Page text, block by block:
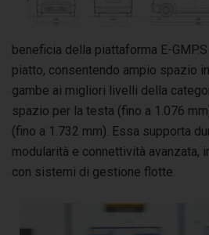
beneficia della piattaforma E-
piatto, consentendo ampio spazio
gambe ai migliori livelli della
spazio per la testa (fino a 1.076
(fino a 1.732 mm). Essa supporta
modularità e connettività avanzata,
con sistemi di gestione flotte.